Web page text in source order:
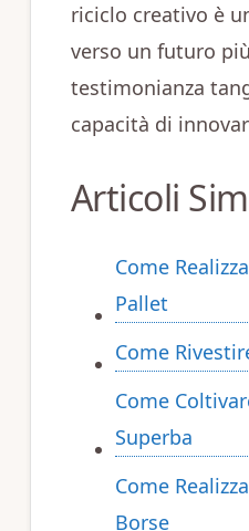
riciclo creativo è
verso un futuro
testimonianza
capacità di
Articoli
Come
Pallet
Come
Come
Superba
Come
Borse